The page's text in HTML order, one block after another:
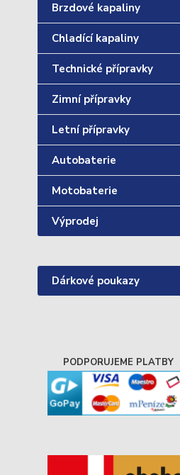
Brzdové kapaliny
Chladící kapaliny
Technické přípravky
Zimní přípravky
Letní přípravky
Autobaterie
Motobaterie
Výprodej
Dárkové poukazy
PODPORUJEME